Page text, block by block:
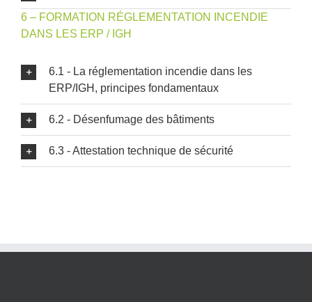
6 – FORMATION RÉGLEMENTATION INCENDIE
DANS LES ERP / IGH
6.1 - La réglementation incendie dans les
ERP/IGH, principes fondamentaux
6.2 - Désenfumage des bâtiments
6.3 - Attestation technique de sécurité